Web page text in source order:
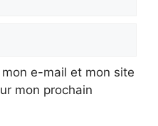
e-mail et mon site
mon prochain